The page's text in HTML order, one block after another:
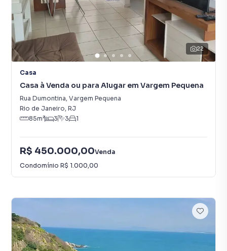
22
Casa
Casa à Venda ou para Alugar em Vargem Pequena
Rua Dumontina, Vargem Pequena
Rio de Janeiro, RJ
85m² 3 3 1
R$ 450.000,00Venda
Condomínio R$ 1.000,00